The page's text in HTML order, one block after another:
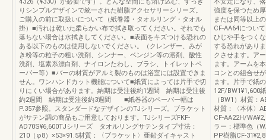
りシンプルデザインで統一された樹脂アクセサリーシリーズ。
ご購入の前に取扱いについて（紙巻器・タオルリング・タオル
掛）■汚れは乾いた柔らかい布で拭き取ってください。それでも
落ちない場合は水拭きしてください。■表面をキズつける恐れの
ある以下のものは使用しないでください。（クレンザー、みが
き粉等の粒子の粗い洗剤、シンナー、ベンジン等の溶剤、酸性
洗剤、塩素系漂白剤、ナイロンたわし、ブラシ、トイレットペ
ーパー等）■バーの材質がアルミ製のものは浴室には設置できま
せん。ワンハンドカット機能について■紙質によっては片手で切
りにくい場合があります。納期は受注後約1週間 納期は受注後
約2週間 納期は受注後約3週間 ■紙巻器のペーパー幅は
P.357参照。スタンダードなデザインのTJシリーズ。ブラケット
がサテン調の商品もご用意しております。TJシリーズFKF-
AD70S¥6,600TJシリーズ タオルリングサテンタイプ寸法：
210（φ8）×53×91.5材質：〈ブラケット〉亜鉛ダイキャスト
強度を保つため
または同等以上
CF-AA64につい
ひじや手をつく
する恐れがあり
クさせます。ア
ます。アームを
コンとの組合せ
ます。片手で紙
12F/BW1¥1,600
（BW1）材質：
材質：〈本体〉
CF-AA22H/
ラー：標準色（
PP樹脂CF-